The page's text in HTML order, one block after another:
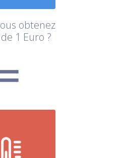
obtenez
1 Euro ?